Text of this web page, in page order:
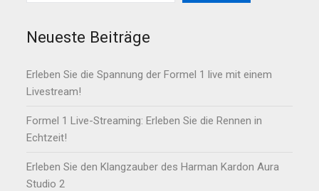
Neueste Beiträge
Erleben Sie die Spannung der Formel 1 live mit einem
Livestream!
Formel 1 Live-Streaming: Erleben Sie die Rennen in
Echtzeit!
Erleben Sie den Klangzauber des Harman Kardon Aura
Studio 2